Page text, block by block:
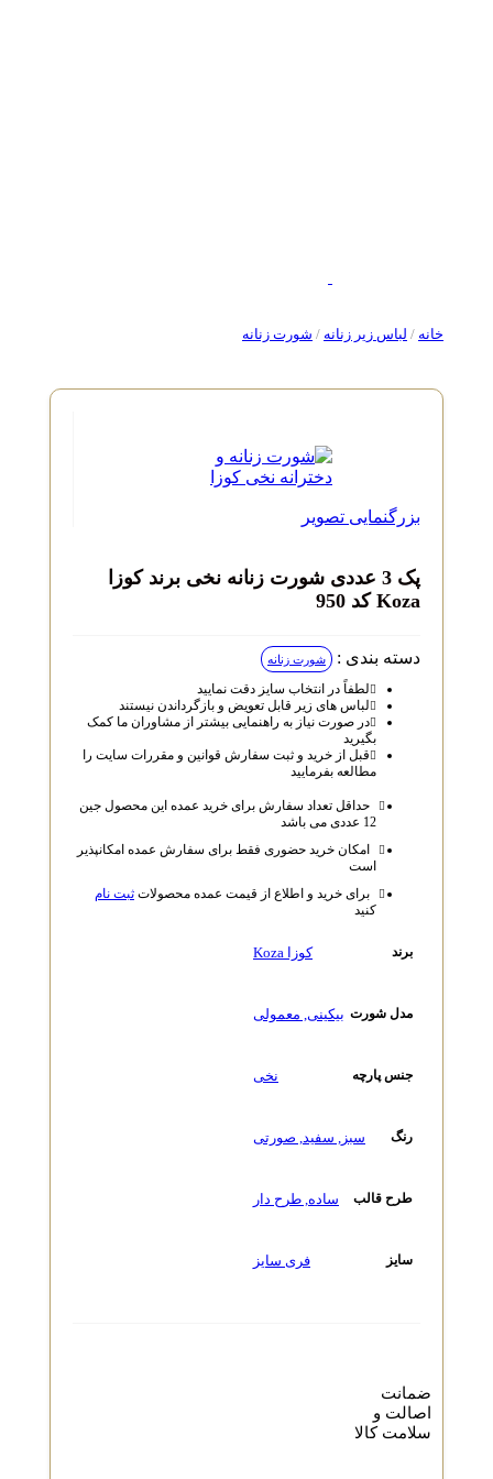
لباس زیر زنانه / شورت زنانه
بزرگنمایی تصویر
پک 3 عددی شورت زنانه نخی برند کوزا
Koza کد 950
دسته بندی : شورت زنانه
لطفاً در انتخاب سایز دقت نمایید
لباس‌ های زیر قابل تعویض و بازگرداندن نیستند
در صورت نیاز به راهنمایی بیشتر از مشاوران ما کمک
قبل از خرید و ثبت سفارش قوانین و مقررات سایت را
مطالعه بفرمایید
حداقل تعداد سفارش برای خرید عمده این محصول جین
امکان خرید حضوری فقط برای سفارش عمده امکانپذیر
برای خرید و اطلاع از قیمت عمده محصولاتثبت نام
مدل شورت بیکینی,معمولی
جنس پارچه
سبز سفید ,صورتی
طرح قالب ساده ,طرح دار
فری سایز
ضمانت
اصالت و
سلامت کالا